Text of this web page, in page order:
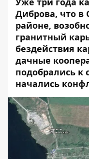
Диброва, что в
районе,
гранитный
бездействия
дачные
подобрались
начались